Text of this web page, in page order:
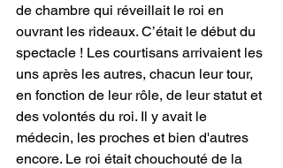
de chambre qui réveillait le roi en
ouvrant les rideaux. C’était le début du
spectacle ! Les courtisans arrivaient les
uns après les autres, chacun leur tour,
en fonction de leur rôle, de leur statut et
des volontés du roi. Il y avait le
médecin, les proches et bien d'autres
encore. Le roi était chouchouté de la